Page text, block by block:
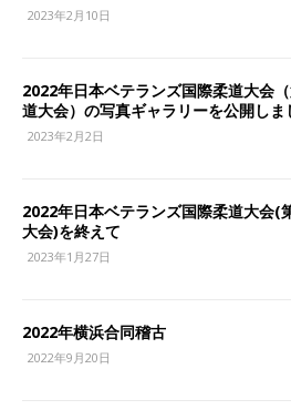
2023年2月10日
2022年日本ベテランズ国際柔道大会
道大会）の写真ギャラリーを公開しま
2023年2月2日
2022年日本ベテランズ国際柔道大会(
大会)を終えて
2023年1月27日
2022年横浜合同稽古
2022年9月20日